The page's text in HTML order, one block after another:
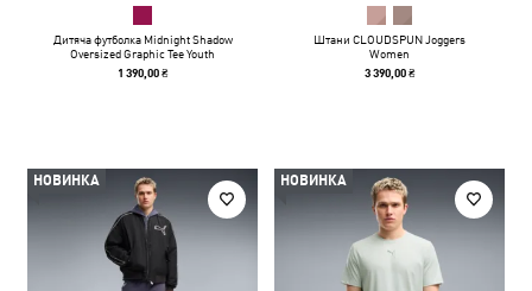
Дитяча футболка Midnight Shadow
Oversized Graphic Tee Youth
1 390,00 ₴
Штани CLOUDSPUN Joggers
Women
3 390,00 ₴
НОВИНКА НОВИНКА